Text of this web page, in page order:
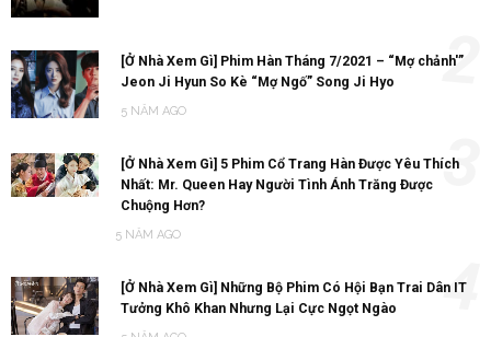
[Ở Nhà Xem Gì] Phim Hàn Tháng 7/2021 – “Mợ chảnh'”
Jeon Ji Hyun So Kè “Mợ Ngố” Song Ji Hyo
5 NĂM AGO
2
[Ở Nhà Xem Gì] 5 Phim Cổ Trang Hàn Được Yêu Thích
Nhất: Mr. Queen Hay Người Tình Ánh Trăng Được
Chuộng Hơn?
5 NĂM AGO
3
[Ở Nhà Xem Gì] Những Bộ Phim Có Hội Bạn Trai Dân IT
Tưởng Khô Khan Nhưng Lại Cực Ngọt Ngào
4